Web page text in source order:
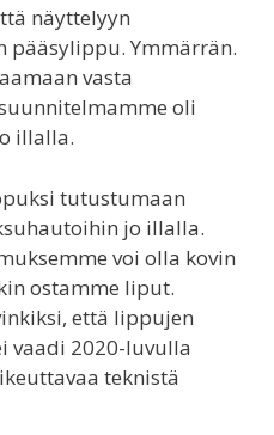
näyttelyyn
Ymmärrän.
vasta
oli
illalla.
tutustumaan
jo illalla.
voi olla kovin
ostamme liput.
että lippujen
vaadi 2020-luvulla
teknistä